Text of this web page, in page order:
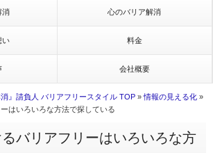
消 心のバリア解消
い 料金
会社概要
』請負人 バリアフリースタイル TOP »情報の見える化 »
はいろいろな方法で探している
バリアフリーはいろいろな方